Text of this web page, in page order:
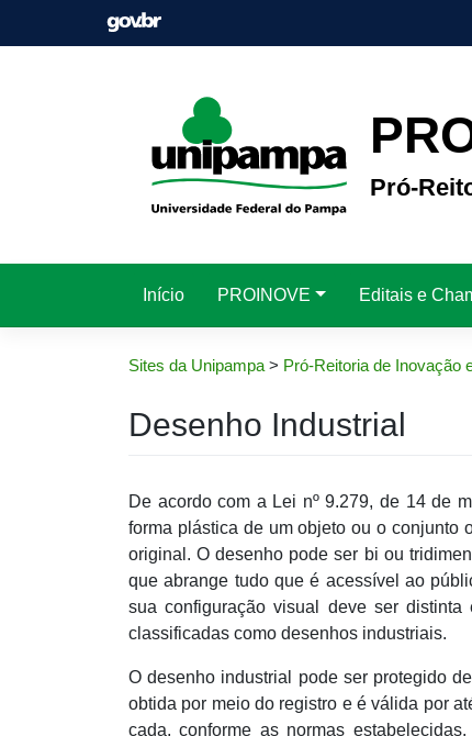
Pró-
Início PROINOVE Editais e
Sites da Unipampa> Pró-Reitoria de Inovação
Desenho Industrial
De acordo com a Lei nº 9.279, de 14 de
forma plástica de um objeto ou o conjunto
original. O desenho pode ser bi ou
que abrange tudo que é acessível ao
sua configuração visual deve ser
classificadas como desenhos industriais.
O desenho industrial pode ser protegido
obtida por meio do registro e é válida por
cada, conforme as normas